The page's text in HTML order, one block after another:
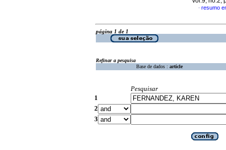
· resumo
página 1 de 1
Refinar a pesquisa
Base de dados : article
Pesquisar
1
2
3